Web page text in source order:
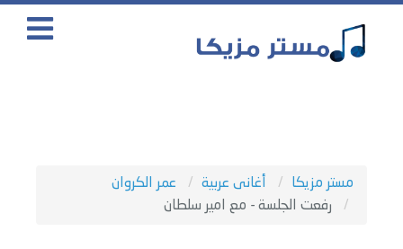
مستر مزيكا أغانى عربية
عمر الكروان
رفعت الجلسة - مع امير سلطان